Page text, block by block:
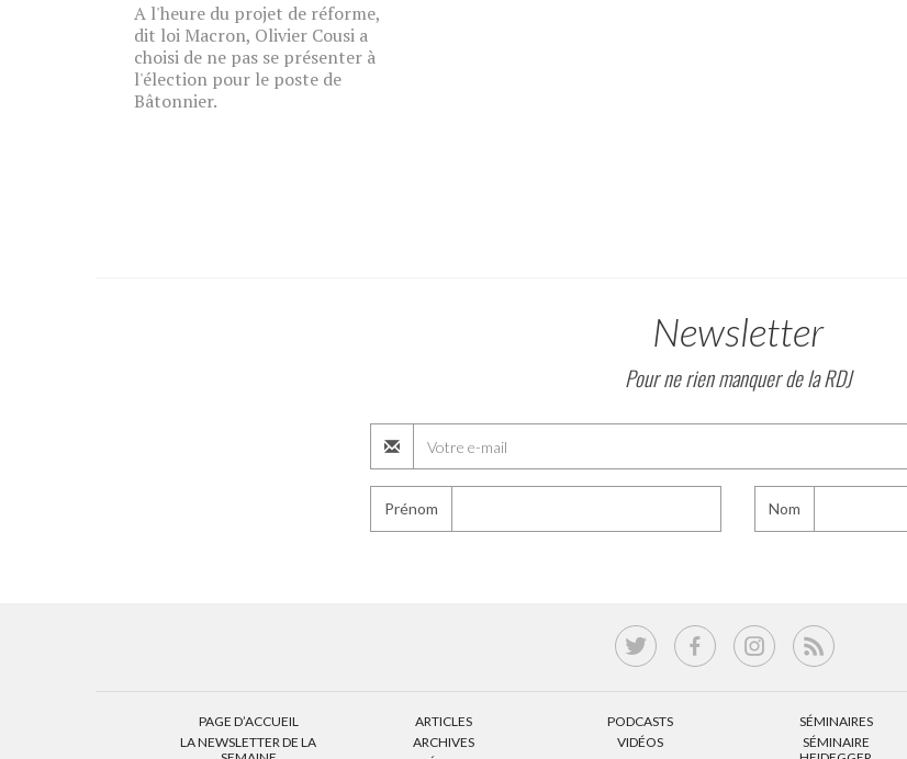
A l'heure du projet de réforme,
dit loi Macron, Olivier Cousi a
choisi de ne pas se présenter à
l'élection pour le poste de
Bâtonnier.
Newsletter
Pour ne rien manquer de la RDJ
Prénom Nom
PAGE D’ACCUEIL
LA NEWSLETTER DE LA
ARTICLES
ARCHIVES
PODCASTS
VIDÉOS
SÉMINAIRES
SÉMINAIRE